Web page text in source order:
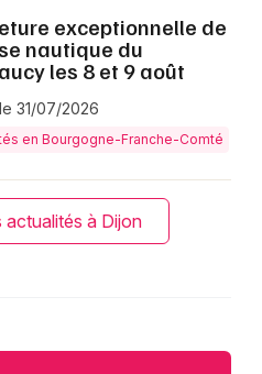
exceptionnelle de
nautique du
les 8 et 9 août
31/07/2026
en Bourgogne-Franche-Comté
actualités à Dijon